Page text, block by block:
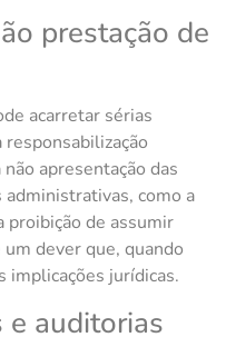
prestação de
acarretar sérias
apresentação das
como a
proibição de assumir
dever que, quando
implicações jurídicas.
e auditorias